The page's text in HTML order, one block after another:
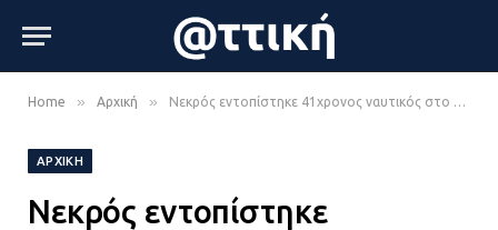
Home » Αρχική » Νεκρός εντοπίστηκε 41χρονος ναυτικός στο Λαύριο
ΑΡΧΙΚΉ
Νεκρός εντοπίστηκε